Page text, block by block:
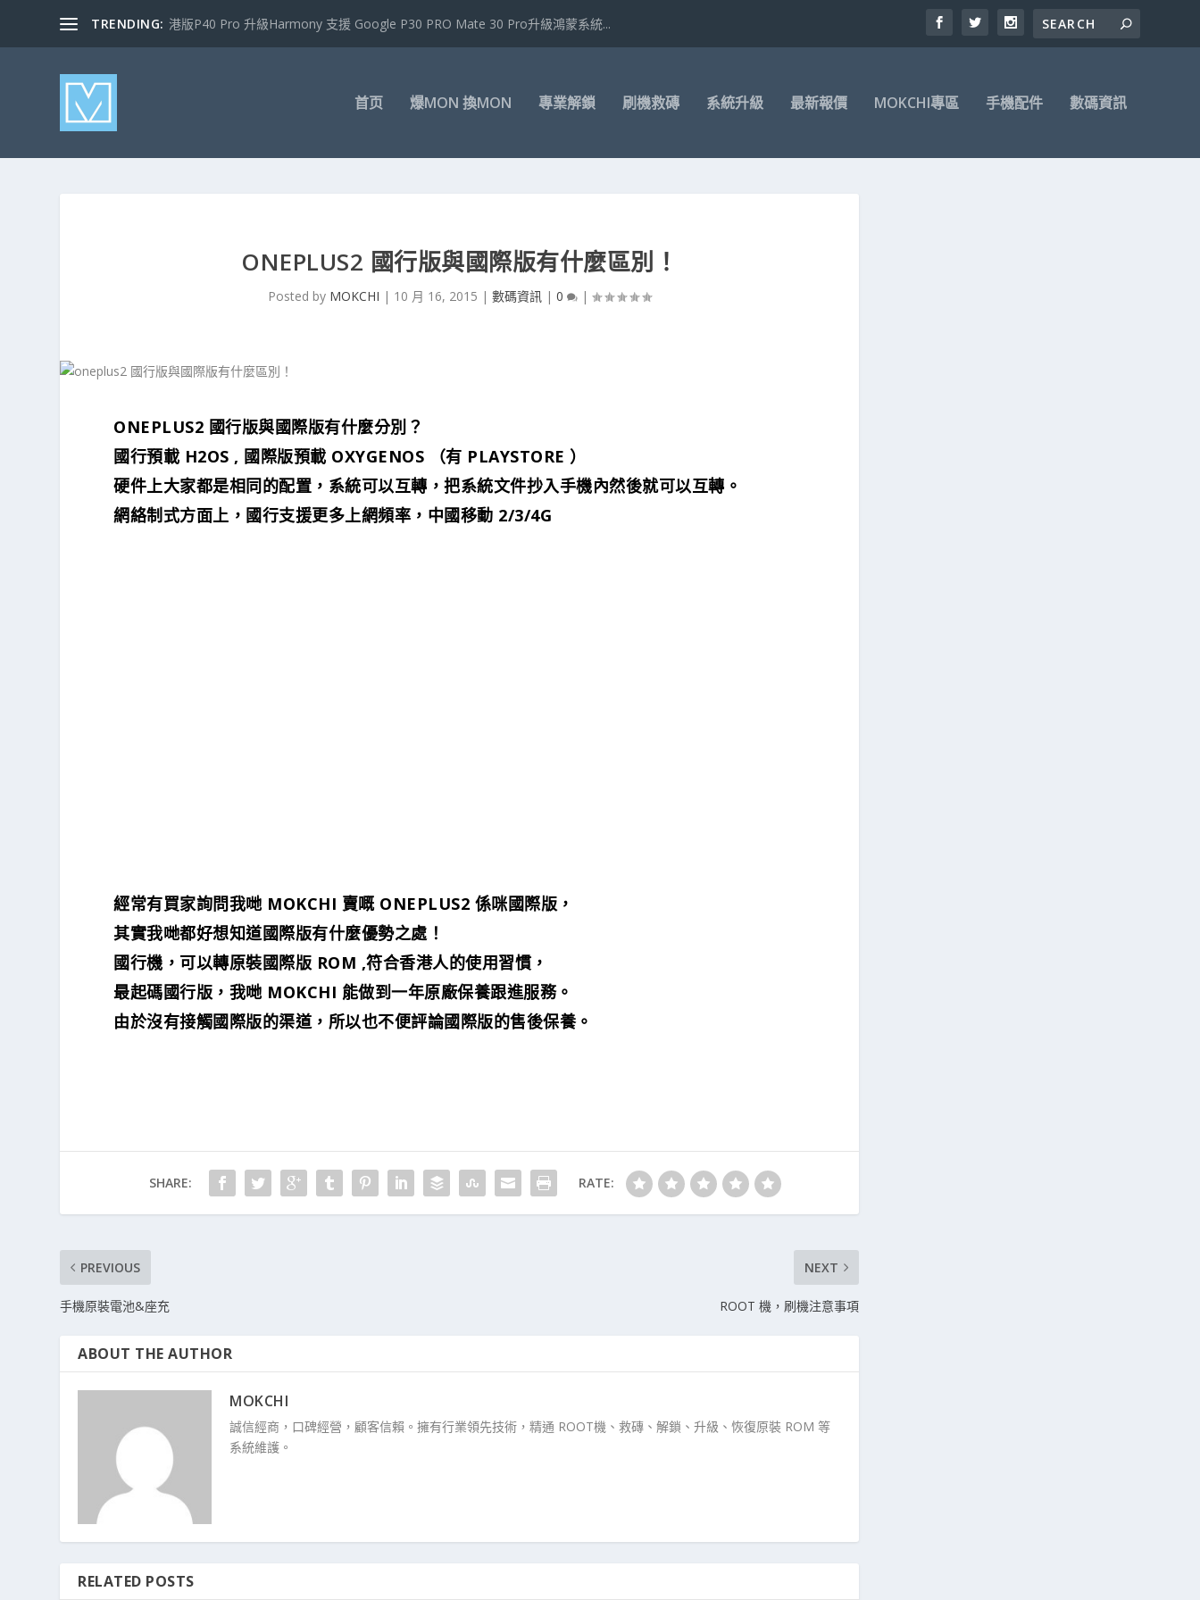
TRENDING: 港版P40 Pro 升級Harmony 支援 Google P30 PRO Mate 30 Pro升級鴻蒙系統...
首页 爆MON 換MON 專業解鎖 刷機救磚 系統升級 最新報價 MOKCHI專區 手機配件 數碼資訊
ONEPLUS2 國行版與國際版有什麼區別！
Posted by MOKCHI | 10 月 16, 2015 |數碼資訊 |0 |
ONEPLUS2 國行版與國際版有什麼分別？
國行預載 H2OS , 國際版預載 OXYGENOS （有 PLAYSTORE ）
硬件上大家都是相同的配置，系統可以互轉，把系統文件抄入手機內然後就可以互轉。
網絡制式方面上，國行支援更多上網頻率，中國移動 2/3/4G
經常有買家詢問我哋 MOKCHI 賣嘅 ONEPLUS2 係咪國際版，
其實我哋都好想知道國際版有什麼優勢之處！
國行機，可以轉原裝國際版 ROM ,符合香港人的使用習慣，
最起碼國行版，我哋 MOKCHI 能做到一年原廠保養跟進服務。
由於沒有接觸國際版的渠道，所以也不便評論國際版的售後保養。
SHARE: RATE:
PREVIOUS
手機原裝電池&座充
NEXT
ROOT 機，刷機注意事項
ABOUT THE AUTHOR
MOKCHI
誠信經商，口碑經營，顧客信賴。擁有行業領先技術，精通 ROOT機、救磚、解鎖、升級、恢復原裝 ROM 等
系統維護。
RELATED POSTS